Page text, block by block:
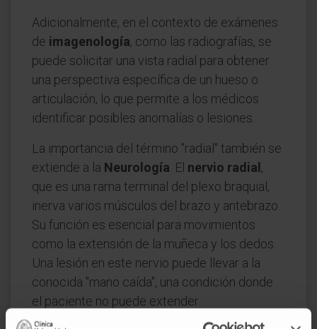
Adicionalmente, en el contexto de exámenes
de imagenología, como las radiografías, se
puede solicitar una vista radial para obtener
una perspectiva específica de un hueso o
articulación, lo que permite a los médicos
identificar posibles anomalías o lesiones.
La importancia del término "radial" también se
extiende a la Neurología . El nervio radial ,
que es una rama terminal del plexo braquial,
inerva varios músculos del brazo y antebrazo.
Su función es esencial para movimientos
como la extensión de la muñeca y los dedos.
Una lesión en este nervio puede llevar a la
conocida "mano caída", una condición donde
el paciente no puede extender
adecuadamente la muñeca.